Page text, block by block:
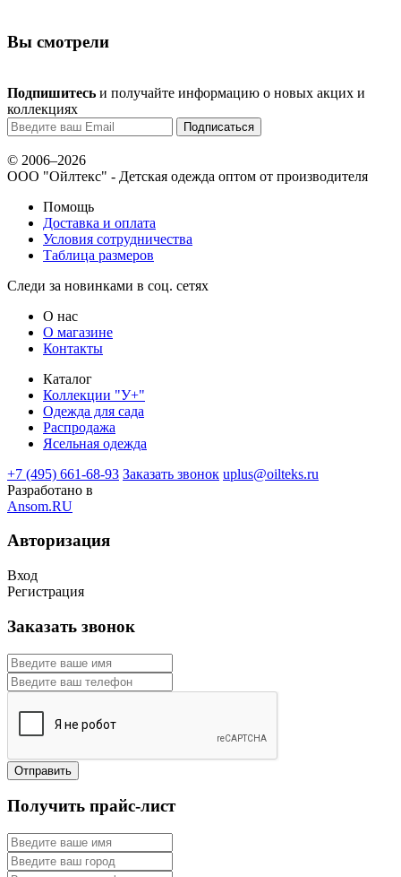
Вы смотрели
Подпишитесь и получайте информацию о новых акцих и
коллекциях
© 2006–2026
ООО "Ойлтекс" - Детская одежда оптом от производителя
Помощь
Доставка и оплата
Условия сотрудничества
Таблица размеров
Следи за новинками в соц. сетях
О нас
О магазине
Контакты
Каталог
Коллекции "У+"
Одежда для сада
Распродажа
Ясельная одежда
+7 (495) 661-68-93 Заказать звонок uplus@oilteks.ru
Разработано в
Ansom.RU
Авторизация
Вход
Регистрация
Заказать звонок
Получить прайс-лист